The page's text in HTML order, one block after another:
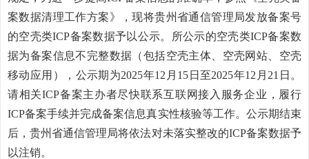
案数据清理工作方案》，现将贵州省通信管理局发放备案号
的空壳类ICP备案数据予以公示。所公示的空壳类ICP备案数
据为备案信息不完整数据（包括空壳主体、空壳网站、空壳
移动应用），公示期为2025年12月15日至2025年12月21日。
请相关ICP备案主办者尽快联系互联网接入服务企业，履行
ICP备案手续并完成备案信息真实性核验等工作。公示期结束
后，贵州省通信管理局将依法对未落实整改的ICP备案数据予
以注销。